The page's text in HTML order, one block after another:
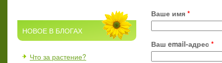
НОВОЕ В БЛОГАХ
Что за растение?
Ваше имя *
Ваш email-адрес *